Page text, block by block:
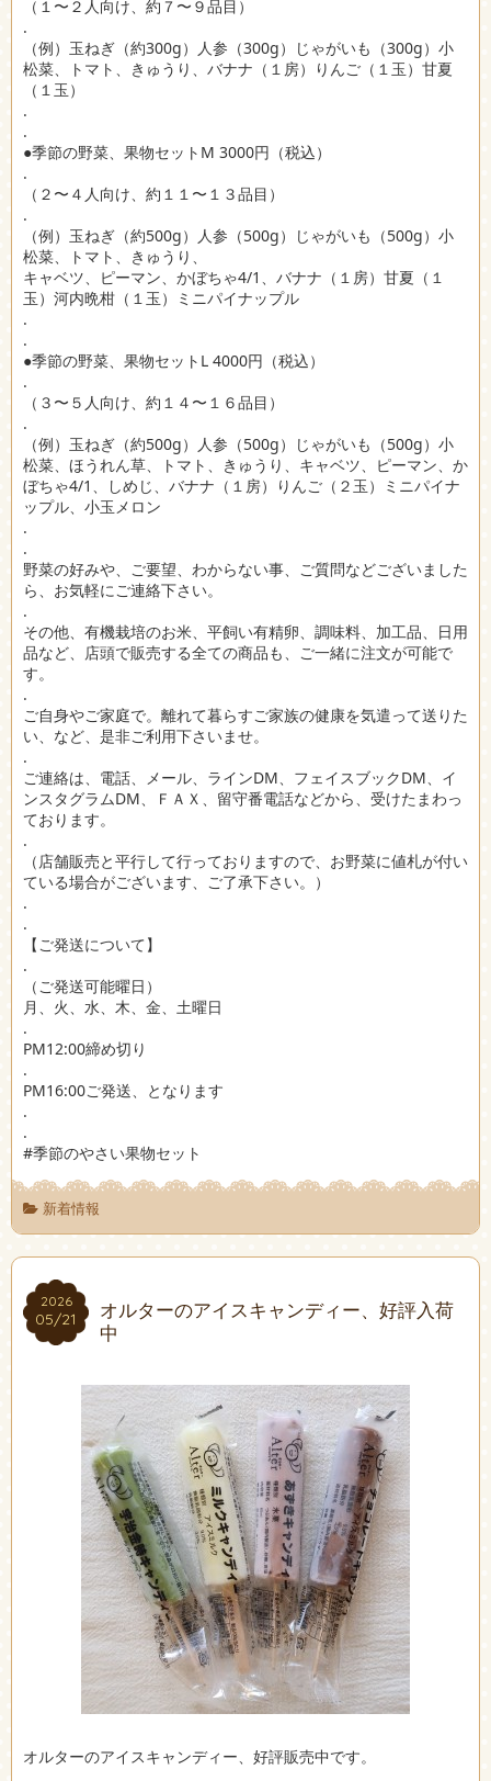
（１〜２人向け、約７〜９品目）
.
（例）玉ねぎ（約300g）人参（300g）じゃがいも（300g）小
松菜、トマト、きゅうり、バナナ（１房）りんご（１玉）甘夏
（１玉）
.
.
●季節の野菜、果物セットM 3000円（税込）
.
（２〜４人向け、約１１〜１３品目）
.
（例）玉ねぎ（約500g）人参（500g）じゃがいも（500g）小
松菜、トマト、きゅうり、
キャベツ、ピーマン、かぼちゃ4/1、バナナ（１房）甘夏（１
玉）河内晩柑（１玉）ミニパイナップル
.
.
●季節の野菜、果物セットL 4000円（税込）
.
（３〜５人向け、約１４〜１６品目）
.
（例）玉ねぎ（約500g）人参（500g）じゃがいも（500g）小
松菜、ほうれん草、トマト、きゅうり、キャベツ、ピーマン、か
ぼちゃ4/1、しめじ、バナナ（１房）りんご（２玉）ミニパイナ
ップル、小玉メロン
.
.
野菜の好みや、ご要望、わからない事、ご質問などございました
ら、お気軽にご連絡下さい。
.
その他、有機栽培のお米、平飼い有精卵、調味料、加工品、日用
品など、店頭で販売する全ての商品も、ご一緒に注文が可能で
す。
.
ご自身やご家庭で。離れて暮らすご家族の健康を気遣って送りた
い、など、是非ご利用下さいませ。
.
ご連絡は、電話、メール、ラインDM、フェイスブックDM、イ
ンスタグラムDM、ＦＡＸ、留守番電話などから、受けたまわっ
ております。
.
（店舗販売と平行して行っておりますので、お野菜に値札が付い
ている場合がございます、ご了承下さい。）
.
.
【ご発送について】
.
（ご発送可能曜日）
月、火、水、木、金、土曜日
.
PM12:00締め切り
.
PM16:00ご発送、となります
.
.
#季節のやさい果物セット
新着情報
2026
05/21
2026
05/21
オルターのアイスキャンディー、好評入荷
中
オルターのアイスキャンディー、好評販売中です。